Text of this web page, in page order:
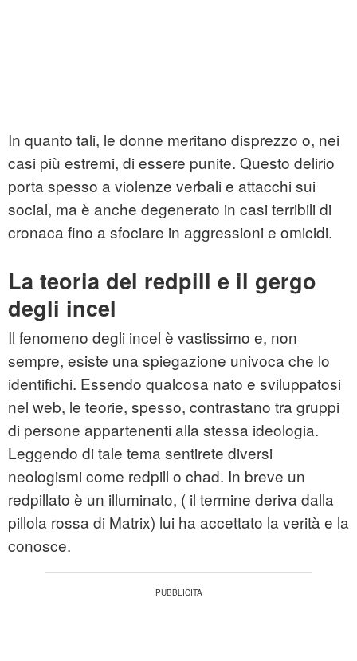
In quanto tali, le donne meritano disprezzo o, nei
casi più estremi, di essere punite. Questo delirio
porta spesso a violenze verbali e attacchi sui
social, ma è anche degenerato in casi terribili di
cronaca fino a sfociare in aggressioni e omicidi.
La teoria del redpill e il gergo
degli incel
Il fenomeno degli incel è vastissimo e, non
sempre, esiste una spiegazione univoca che lo
identifichi. Essendo qualcosa nato e sviluppatosi
nel web, le teorie, spesso, contrastano tra gruppi
di persone appartenenti alla stessa ideologia.
Leggendo di tale tema sentirete diversi
neologismi come redpill o chad. In breve un
redpillato è un illuminato, ( il termine deriva dalla
pillola rossa di Matrix) lui ha accettato la verità e la
conosce.